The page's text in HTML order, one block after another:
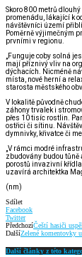
Skoro 800 metrů
promenádu, lákající k
návštěvníci území
Poměrně výjimečným
prvními v regionu.
„Funguje coby solná
mají příznivý vliv na
dýchacích. Nicméně
místa, nové herní a
starosta městského
V lokalitě původně
záhony trvalek i
přes 10 tisíc rostlin.
ostřici či sítinu.
dymnivky, křivatce či
„V rámci modré
zbudovány budou tůně
porostů invazivní
uzavírá architektka
(nm)
Sdílet
Facebook
Twitter
PředchozíČeští hasiči
DalšíZelené komentovky
Další články z této